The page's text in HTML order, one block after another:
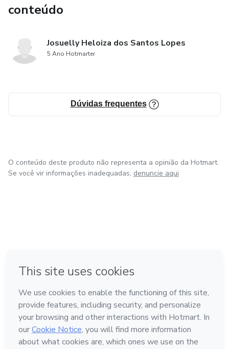
conteúdo
Josuelly Heloiza dos Santos Lopes
5 Ano Hotmarter
Dúvidas frequentes
O conteúdo deste produto não representa a opinião da Hotmart.
Se você vir informações inadequadas, denuncie aqui
Feito com ❤ na Cidade do México
Conheça a Hotmart